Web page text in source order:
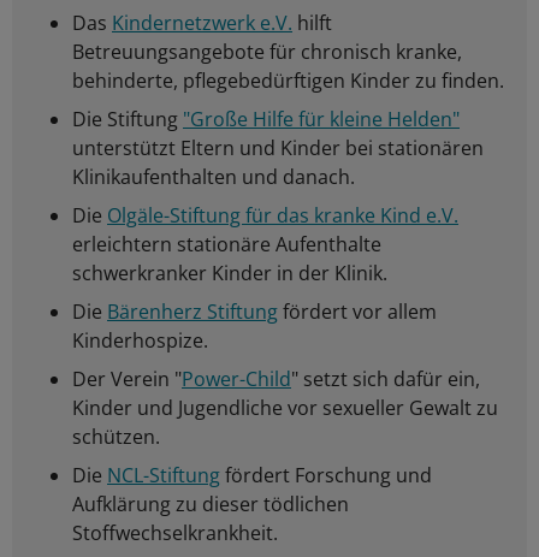
Das Kindernetzwerk e.V. hilft
Betreuungsangebote für chronisch kranke,
behinderte, pflegebedürftigen Kinder zu finden.
Die Stiftung "Große Hilfe für kleine Helden"
unterstützt Eltern und Kinder bei stationären
Klinikaufenthalten und danach.
Die Olgäle-Stiftung für das kranke Kind e.V.
erleichtern stationäre Aufenthalte
schwerkranker Kinder in der Klinik.
Die Bärenherz Stiftungfördert vor allem
Kinderhospize.
Der Verein "Power-Child" setzt sich dafür ein,
Kinder und Jugendliche vor sexueller Gewalt zu
schützen.
Die NCL-Stiftungfördert Forschung und
Aufklärung zu dieser tödlichen
Stoffwechselkrankheit.